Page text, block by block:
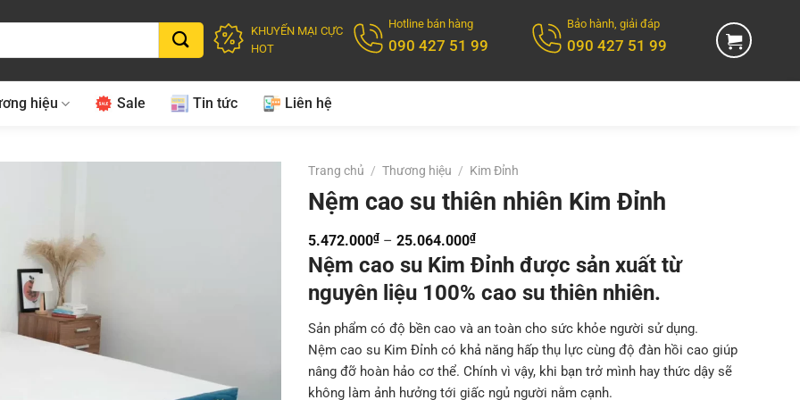
KHUYẾN MẠI CỰC
HOT
Hotline bán hàng
090 427 51 99
Bảo hành, giải đáp
090 427 51 99
hiệu Sale Tin tức Liên hệ
Trang chủ / Thương hiệu / Kim Đỉnh
Nệm cao su thiên nhiên Kim Đỉnh
5.472.000₫ – 25.064.000₫Khoảng
giá:
từ
đến
25.064.000₫
Nệm cao su Kim Đỉnh được sản xuất từ
nguyên liệu 100% cao su thiên nhiên.
Sản phẩm có độ bền cao và an toàn cho sức khỏe người sử dụng.
Nệm cao su Kim Đỉnh có khả năng hấp thụ lực cùng độ đàn hồi cao giúp
nâng đỡ hoàn hảo cơ thể. Chính vì vậy, khi bạn trở mình hay thức dậy sẽ
không làm ảnh hưởng tới giấc ngủ người nằm cạnh.